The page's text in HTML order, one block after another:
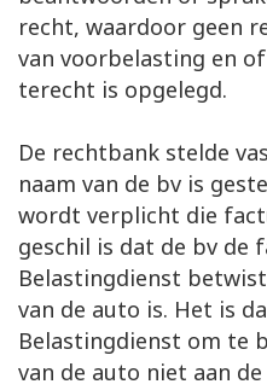
recht, waardoor geen
van voorbelasting en
terecht is opgelegd.
De rechtbank stelde
naam van de bv is
wordt verplicht die
geschil is dat de bv de
Belastingdienst
van de auto is. Het is
Belastingdienst om te
van de auto niet aan